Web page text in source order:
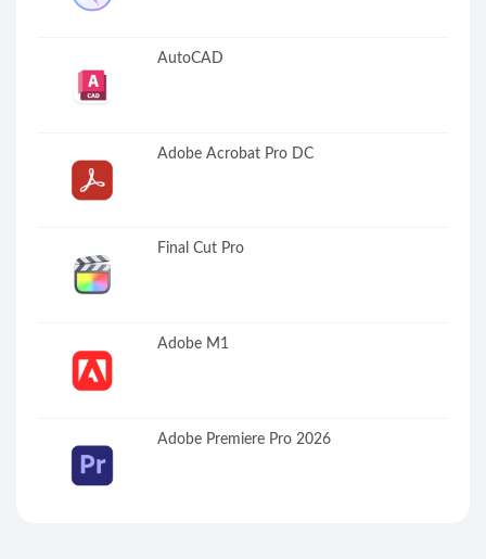
AutoCAD
Adobe Acrobat Pro DC
Final Cut Pro
Adobe M1
Adobe Premiere Pro 2026